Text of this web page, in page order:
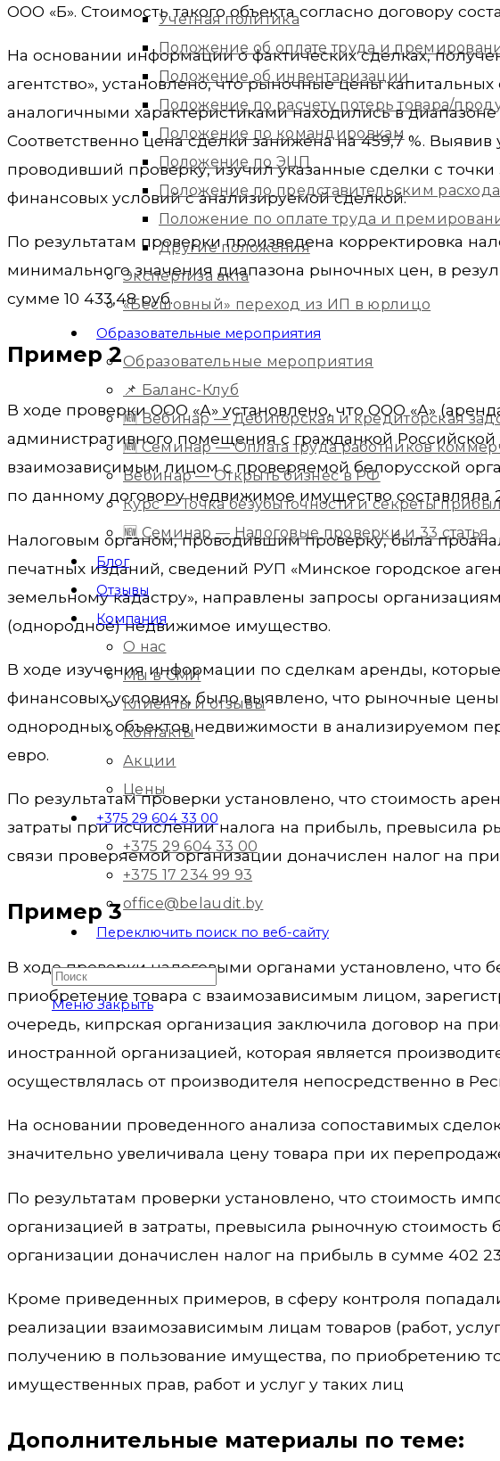
Учетная политика
Положение об оплате труда и
Положение об инвентаризации
Положение по расчету потерь товара/
Положение по командировкам
Положение по ЭЦП
Положение по представительским
Положение по оплате труда и
Другие положения
Экспертиза акта
«Бесшовный» переход из ИП в юрлицо
Образовательные мероприятия
Образовательные мероприятия
📌 Баланс-Клуб
🆕 Вебинар — Дебиторская и кредиторская
🆕 Семинар — Оплата труда работников
Вебинар — Открыть бизнес в РФ
Курс — Точка безубыточности и секреты
🆕 Семинар — Налоговые проверки и 33 статья
Блог
Отзывы
Компания
О нас
Мы в СМИ
Клиенты и отзывы
Контакты
Акции
Цены
+375 29 604 33 00
+375 29 604 33 00
+375 17 234 99 93
office@belaudit.by
Переключить поиск по веб-сайту
Меню Закрыть
ООО «Б». Стоимость такого объекта согласно договору
На основании информации о фактических сделках,
агентство», установлено, что рыночные цены
аналогичными характеристиками находились в диапазоне
Соответственно цена сделки занижена на 459,7 %.
проводивший проверку, изучил указанные сделки с
финансовых условий с анализируемой сделкой.
По результатам проверки произведена корректировка
минимального значения диапазона рыночных цен, в
сумме 10 433,48 руб.
Пример 2
В ходе проверки ООО «А» установлено, что ООО «А»
административного помещения с гражданкой
взаимозависимым лицом с проверяемой белорусской
по данному договору недвижимое имущество составляла
Налоговым органом, проводившим проверку, была
печатных изданий, сведений РУП «Минское городское
земельному кадастру», направлены запросы
(однородное) недвижимое имущество.
В ходе изучения информации по сделкам аренды,
финансовых условиях, было выявлено, что рыночные
однородных объектов недвижимости в анализируемом
евро.
По результатам проверки установлено, что стоимость
затраты при исчислении налога на прибыль, превысила
связи проверяемой организации доначислен налог на
Пример 3
В ходе проверки налоговыми органами установлено, что
приобретение товара с взаимозависимым лицом,
очередь, кипрская организация заключила договор на
иностранной организацией, которая является
осуществлялась от производителя непосредственно в
На основании проведенного анализа сопоставимых
значительно увеличивала цену товара при их
По результатам проверки установлено, что стоимость
организацией в затраты, превысила рыночную стоимость
организации доначислен налог на прибыль в сумме 402
Кроме приведенных примеров, в сферу контроля
реализации взаимозависимым лицам товаров (работ,
получению в пользование имущества, по приобретению
имущественных прав, работ и услуг у таких лиц
Дополнительные материалы по теме: